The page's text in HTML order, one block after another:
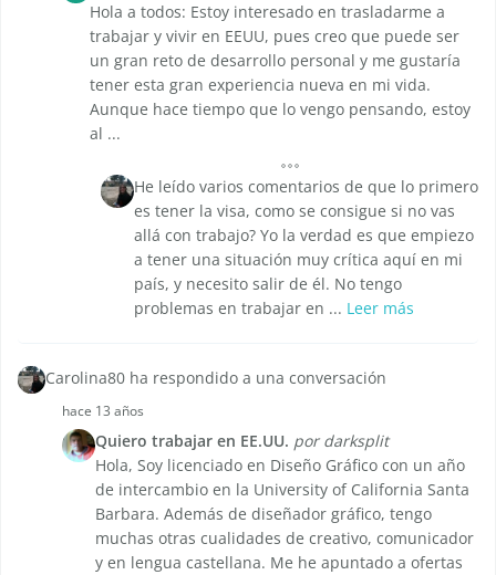
Hola a todos: Estoy interesado en trasladarme a
trabajar y vivir en EEUU, pues creo que puede ser
un gran reto de desarrollo personal y me gustaría
tener esta gran experiencia nueva en mi vida.
Aunque hace tiempo que lo vengo pensando, estoy
al ...
He leído varios comentarios de que lo primero
es tener la visa, como se consigue si no vas
allá con trabajo? Yo la verdad es que empiezo
a tener una situación muy crítica aquí en mi
país, y necesito salir de él. No tengo
problemas en trabajar en ... Leer más
Carolina80 ha respondido a una conversación
hace 13 años
Quiero trabajar en EE.UU. por darksplit
Hola, Soy licenciado en Diseño Gráfico con un año
de intercambio en la University of California Santa
Barbara. Además de diseñador gráfico, tengo
muchas otras cualidades de creativo, comunicador
y en lengua castellana. Me he apuntado a ofertas